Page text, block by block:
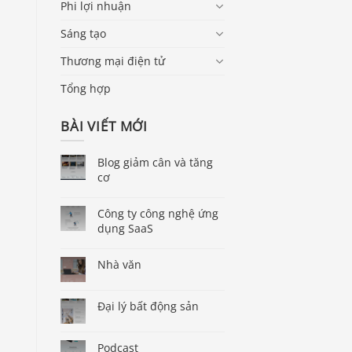
Phi lợi nhuận
Sáng tạo
Thương mại điện tử
Tổng hợp
BÀI VIẾT MỚI
Blog giảm cân và tăng
cơ
Công ty công nghệ ứng
dụng SaaS
Nhà văn
Đại lý bất động sản
Podcast